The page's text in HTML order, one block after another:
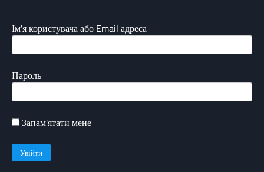
Ім'я користувача або Email адреса
Пароль
Запам'ятати мене